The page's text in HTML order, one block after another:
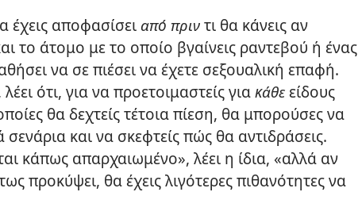
έχεις αποφασίσειαπό πριντι θα κάνεις αν
το άτομο με το οποίο βγαίνεις ραντεβού ή ένας
να σε πιέσει να έχετε σεξουαλική επαφή.
ότι, για να προετοιμαστείς γιακάθεείδους
θα δεχτείς τέτοια πίεση, θα μπορούσες να
σενάρια και να σκεφτείς πώς θα αντιδράσεις.
κάπως απαρχαιωμένο», λέει η ίδια, «αλλά αν
προκύψει, θα έχεις λιγότερες πιθανότητες να